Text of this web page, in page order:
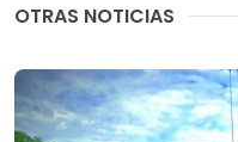
OTRAS NOTICIAS